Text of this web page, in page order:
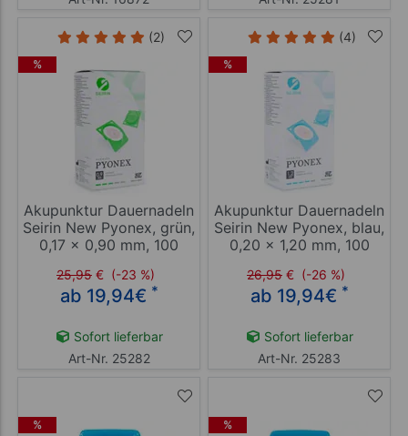
%
(2)
Akupunktur Dauernadeln
Seirin New Pyonex, grün,
0,17 x 0,90 mm, 100
25,95 € (-23 %)
ab 19,94€ *
Sofort lieferbar
Art-Nr. 25282
%
(4)
Akupunktur Dauernadeln
Seirin New Pyonex, blau,
0,20 x 1,20 mm, 100
26,95 € (-26 %)
ab 19,94€ *
Sofort lieferbar
Art-Nr. 25283
% %